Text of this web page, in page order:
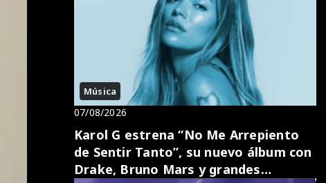
Música
07/08/2026
Karol G estrena “No Me Arrepiento
de Sentir Tanto”, su nuevo álbum con
Drake, Bruno Mars y grandes